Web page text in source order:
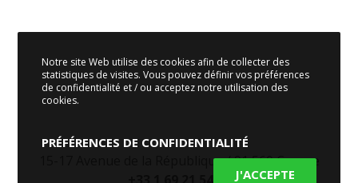
15-17 Avenue de la République / 91 560 Crosne
Notre site Web utilise des cookies afin de collecter des
statistiques de visites. Vous pouvez définir vos préférences
de confidentialité et / ou acceptez notre utilisation des
cookies.
PRÉFÉRENCES DE CONFIDENTIALITÉ
J'ACCEPTE